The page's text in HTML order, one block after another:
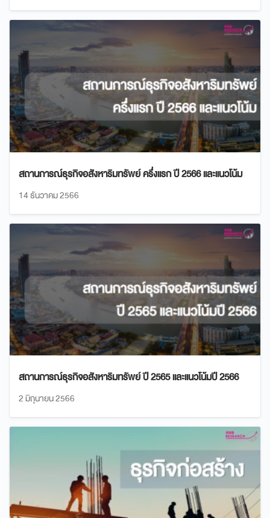
สถานการณ์ธุรกิจอสังหาริมทรัพย์ ครึ่งแรก ปี 2566 และแนวโน้ม
14 ธันวาคม 2566
สถานการณ์ธุรกิจอสังหาริมทรัพย์ ปี 2565 และแนวโน้มปี 2566
2 มิถุนายน 2566